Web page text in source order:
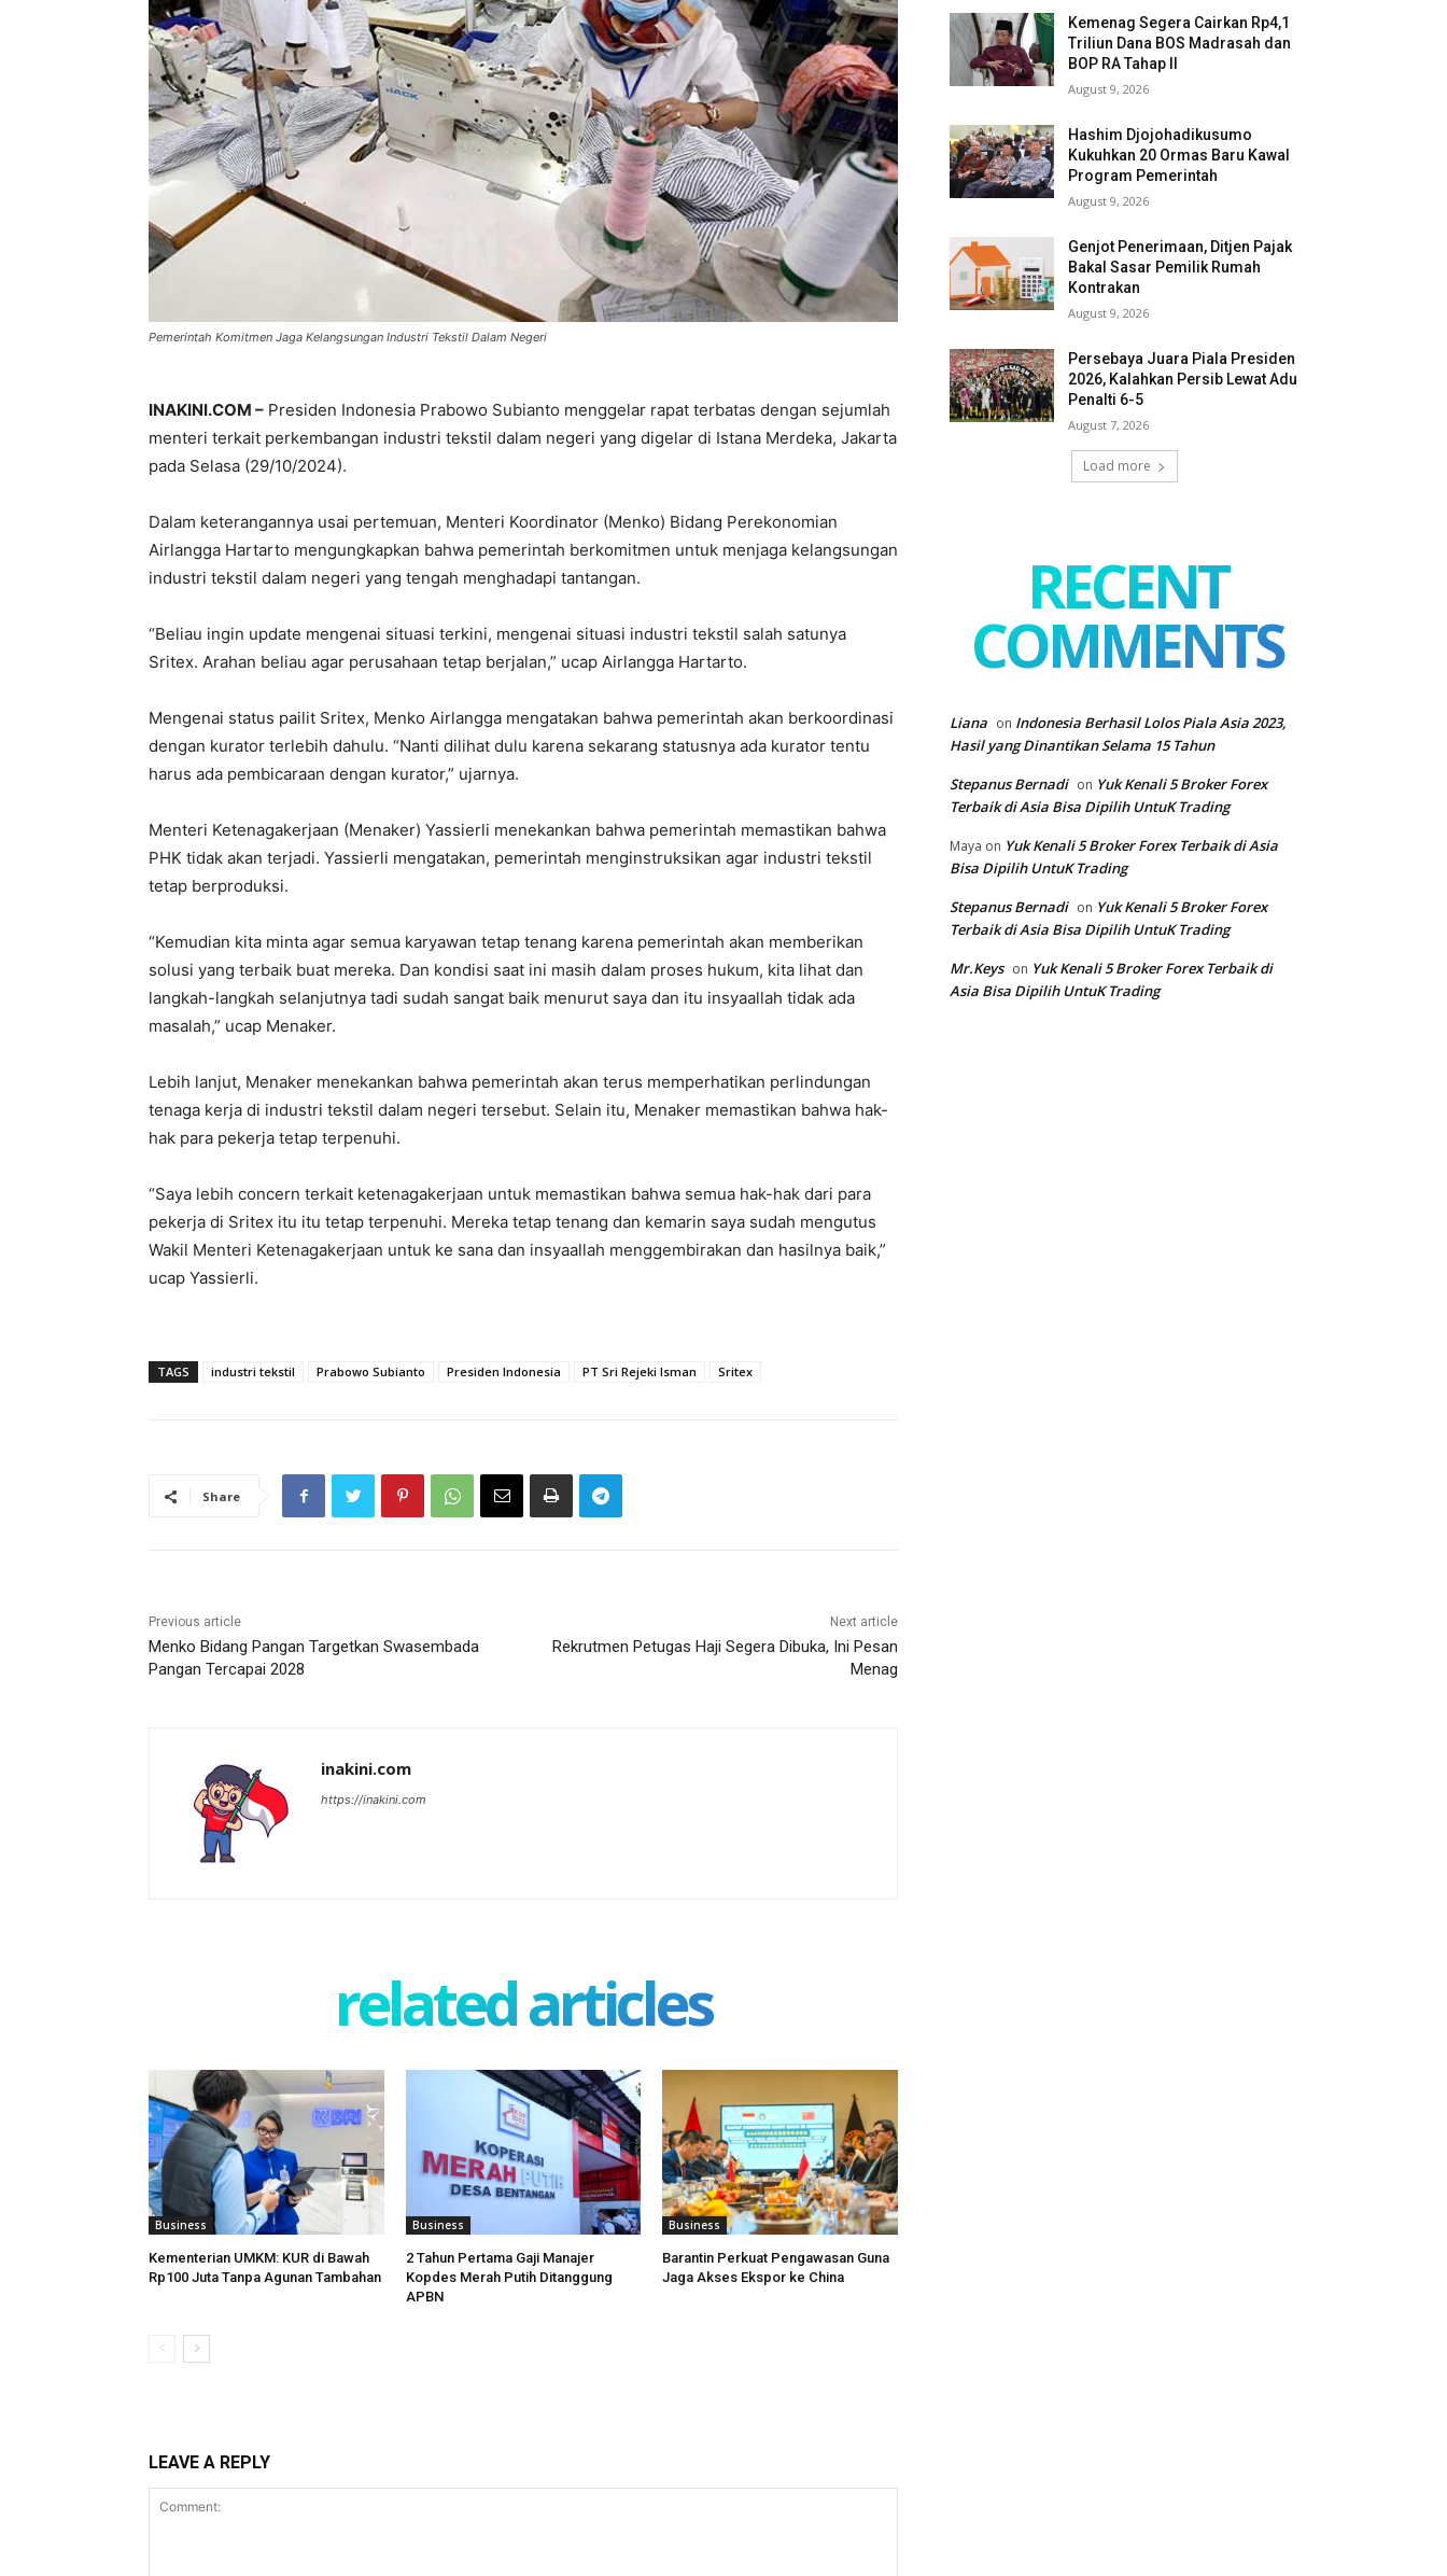
Pemerintah Komitmen Jaga Kelangsungan Industri Tekstil Dalam Negeri
INAKINI.COM – Presiden Indonesia Prabowo Subianto menggelar rapat terbatas dengan sejumlah
menteri terkait perkembangan industri tekstil dalam negeri yang digelar di Istana Merdeka, Jakarta
pada Selasa (29/10/2024).
Dalam keterangannya usai pertemuan, Menteri Koordinator (Menko) Bidang Perekonomian
Airlangga Hartarto mengungkapkan bahwa pemerintah berkomitmen untuk menjaga kelangsungan
industri tekstil dalam negeri yang tengah menghadapi tantangan.
“Beliau ingin update mengenai situasi terkini, mengenai situasi industri tekstil salah satunya
Sritex. Arahan beliau agar perusahaan tetap berjalan,” ucap Airlangga Hartarto.
Mengenai status pailit Sritex, Menko Airlangga mengatakan bahwa pemerintah akan berkoordinasi
dengan kurator terlebih dahulu. “Nanti dilihat dulu karena sekarang statusnya ada kurator tentu
harus ada pembicaraan dengan kurator,” ujarnya.
Menteri Ketenagakerjaan (Menaker) Yassierli menekankan bahwa pemerintah memastikan bahwa
PHK tidak akan terjadi. Yassierli mengatakan, pemerintah menginstruksikan agar industri tekstil
tetap berproduksi.
“Kemudian kita minta agar semua karyawan tetap tenang karena pemerintah akan memberikan
solusi yang terbaik buat mereka. Dan kondisi saat ini masih dalam proses hukum, kita lihat dan
langkah-langkah selanjutnya tadi sudah sangat baik menurut saya dan itu insyaallah tidak ada
masalah,” ucap Menaker.
Lebih lanjut, Menaker menekankan bahwa pemerintah akan terus memperhatikan perlindungan
tenaga kerja di industri tekstil dalam negeri tersebut. Selain itu, Menaker memastikan bahwa hak-
hak para pekerja tetap terpenuhi.
“Saya lebih concern terkait ketenagakerjaan untuk memastikan bahwa semua hak-hak dari para
pekerja di Sritex itu itu tetap terpenuhi. Mereka tetap tenang dan kemarin saya sudah mengutus
Wakil Menteri Ketenagakerjaan untuk ke sana dan insyaallah menggembirakan dan hasilnya baik,”
ucap Yassierli.
TAGS industri tekstil Prabowo Subianto Presiden Indonesia PT Sri Rejeki Isman Sritex
Share
Previous article
Menko Bidang Pangan Targetkan Swasembada
Pangan Tercapai 2028
Next article
Rekrutmen Petugas Haji Segera Dibuka, Ini Pesan
Menag
inakini.com
https://inakini.com
related articles
Business
Kementerian UMKM: KUR di Bawah
Rp100 Juta Tanpa Agunan Tambahan
Business
2 Tahun Pertama Gaji Manajer
Kopdes Merah Putih Ditanggung
APBN
Business
Barantin Perkuat Pengawasan Guna
Jaga Akses Ekspor ke China
LEAVE A REPLY
Kemenag Segera Cairkan Rp4,1
Triliun Dana BOS Madrasah dan
BOP RA Tahap II
August 9, 2026
Hashim Djojohadikusumo
Kukuhkan 20 Ormas Baru Kawal
Program Pemerintah
August 9, 2026
Genjot Penerimaan, Ditjen Pajak
Bakal Sasar Pemilik Rumah
Kontrakan
August 9, 2026
Persebaya Juara Piala Presiden
2026, Kalahkan Persib Lewat Adu
Penalti 6-5
August 7, 2026
Load more
RECENT
COMMENTS
Liana on Indonesia Berhasil Lolos Piala Asia 2023,
Hasil yang Dinantikan Selama 15 Tahun
Stepanus Bernadi on Yuk Kenali 5 Broker Forex
Terbaik di Asia Bisa Dipilih UntuK Trading
Maya on Yuk Kenali 5 Broker Forex Terbaik di Asia
Bisa Dipilih UntuK Trading
Stepanus Bernadi on Yuk Kenali 5 Broker Forex
Terbaik di Asia Bisa Dipilih UntuK Trading
Mr.Keys on Yuk Kenali 5 Broker Forex Terbaik di
Asia Bisa Dipilih UntuK Trading